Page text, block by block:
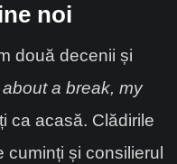
noi
două decenii și
a break, my
ca acasă. Clădirile
și consilierul